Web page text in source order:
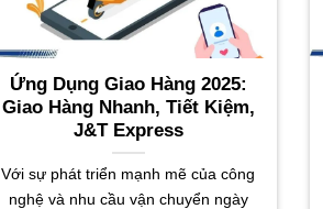
Ứng Dụng Giao Hàng 2025:
Giao Hàng Nhanh, Tiết Kiệm,
J&T Express
Với sự phát triển mạnh mẽ của công
nghệ và nhu cầu vận chuyển ngày